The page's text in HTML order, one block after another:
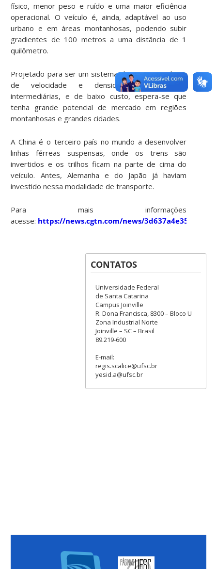
físico, menor peso e ruído e uma maior eficiência
operacional. O veículo é, ainda, adaptável ao uso
urbano e em áreas montanhosas, podendo subir
gradientes de 100 metros a uma distância de 1
quilômetro.
Projetado para ser um sistema de transporte leve,
de velocidade e densidade de tráfego
intermediárias, e de baixo custo, espera-se que
tenha grande potencial de mercado em regiões
montanhosas e grandes cidades.
A China é o terceiro país no mundo a desenvolver
linhas férreas suspensas, onde os trens são
invertidos e os trilhos ficam na parte de cima do
veículo. Antes, Alemanha e do Japão já haviam
investido nessa modalidade de transporte.
Para mais informações
acesse: https://news.cgtn.com/news/
CONTATOS
Universidade Federal
de Santa Catarina
Campus Joinville
R. Dona Francisca, 8300 – Bloco U
Zona Industrial Norte
Joinville – SC – Brasil
89.219-600
E-mail:
regis.scalice@ufsc.br
yesid.a@ufsc.br